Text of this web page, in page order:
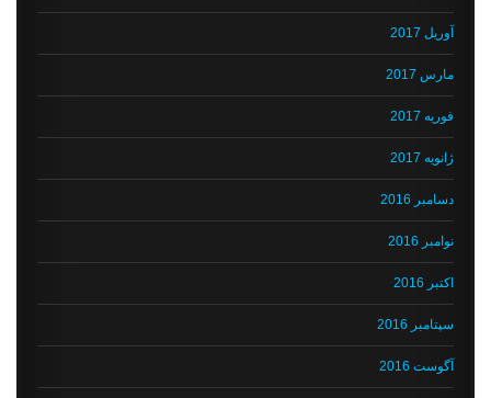
آوریل 2017
مارس 2017
فوریه 2017
ژانویه 2017
دسامبر 2016
نوامبر 2016
اکتبر 2016
سپتامبر 2016
آگوست 2016